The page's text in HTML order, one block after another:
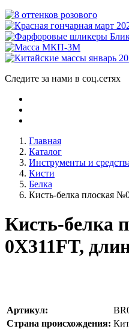
Следите за нами в соц.сетях
Главная
Каталог
Инструменты и
Кисти
Белка
Кисть-белка плоская
Кисть-белка
0X311FT,
Артикул:
Страна происхождения: